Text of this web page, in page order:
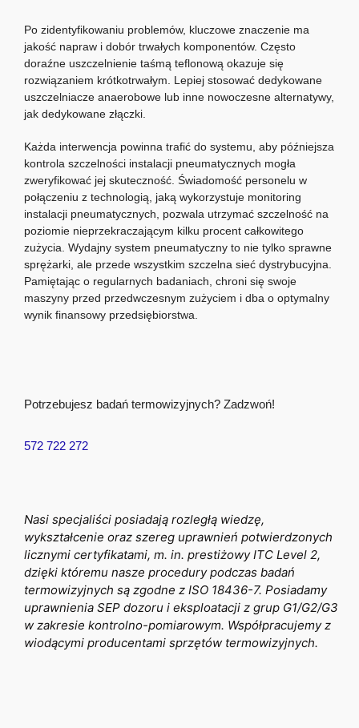
Po zidentyfikowaniu problemów, kluczowe znaczenie ma
jakość napraw i dobór trwałych komponentów. Często
doraźne uszczelnienie taśmą teflonową okazuje się
rozwiązaniem krótkotrwałym. Lepiej stosować dedykowane
uszczelniacze anaerobowe lub inne nowoczesne alternatywy,
jak dedykowane złączki.
Każda interwencja powinna trafić do systemu, aby późniejsza
kontrola szczelności instalacji pneumatycznych mogła
zweryfikować jej skuteczność. Świadomość personelu w
połączeniu z technologią, jaką wykorzystuje monitoring
instalacji pneumatycznych, pozwala utrzymać szczelność na
poziomie nieprzekraczającym kilku procent całkowitego
zużycia. Wydajny system pneumatyczny to nie tylko sprawne
sprężarki, ale przede wszystkim szczelna sieć dystrybucyjna.
Pamiętając o regularnych badaniach, chroni się swoje
maszyny przed przedwczesnym zużyciem i dba o optymalny
wynik finansowy przedsiębiorstwa.
Potrzebujesz badań termowizyjnych? Zadzwoń!
572 722 272
Nasi specjaliści posiadają rozległą wiedzę,
wykształcenie oraz szereg uprawnień potwierdzonych
licznymi certyfikatami, m. in. prestiżowy ITC Level 2,
dzięki któremu nasze procedury podczas badań
termowizyjnych są zgodne z ISO 18436-7. Posiadamy
uprawnienia SEP dozoru i eksploatacji z grup G1/G2/G3
w zakresie kontrolno-pomiarowym. Współpracujemy z
wiodącymi producentami sprzętów termowizyjnych.